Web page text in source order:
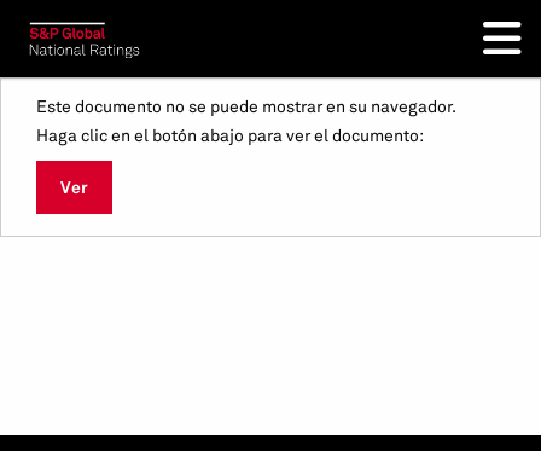
Este documento no se puede mostrar en su navegador.
Haga clic en el botón abajo para ver el documento:
Ver